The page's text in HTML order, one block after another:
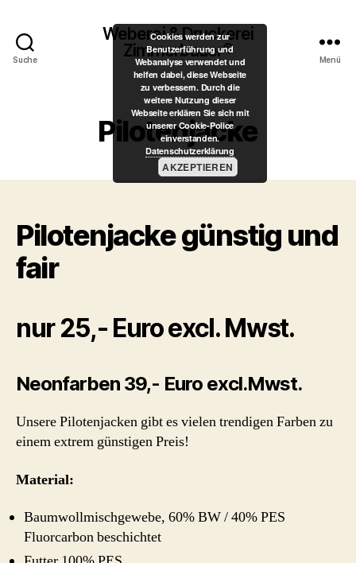
Suche
Weberei & Druckerei
Zimmerbauer®
Menü
Pilotenjacke
Pilotenjacke günstig und
fair
nur 25,- Euro excl. Mwst.
Neonfarben 39,- Euro excl.Mwst.
Unsere Pilotenjacken gibt es vielen trendigen Farben zu
einem extrem günstigen Preis!
Material:
Baumwollmischgewebe, 60% BW / 40% PES
Fluorcarbon beschichtet
Cookies werden zur
Benutzerführung und
Webanalyse verwendet und
helfen dabei, diese Webseite
zu verbessern. Durch die
weitere Nutzung dieser
Webseite erklären Sie sich mit
unserer Cookie-Police
einverstanden.
Datenschutzerklärung
AKZEPTIEREN